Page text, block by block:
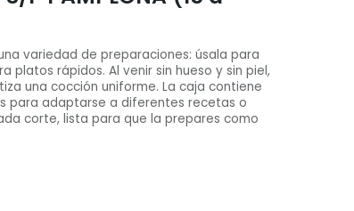
variedad de preparaciones: úsala para
platos rápidos. Al venir sin hueso y sin piel,
una cocción uniforme. La caja contiene
para adaptarse a diferentes recetas o
corte, lista para que la prepares como